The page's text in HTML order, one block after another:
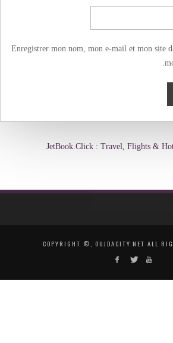
Enregistrer mon nom, mon e-mail et mon site
JetBook.Click : Travel, Flights &
COPYRIGHT ©, OUJDACITY.NET ALL